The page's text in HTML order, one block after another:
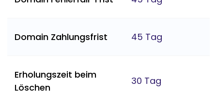
Domain Zahlungsfrist 45 Tag
Erholungszeit beim
Löschen
30 Tag